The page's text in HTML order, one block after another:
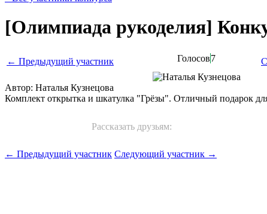
[Олимпиада рукоделия]
← Предыдущий участник Голосов7
Автор: Наталья Кузнецова
Комплект открытка и шкатулка "Грёзы". Отличный подарок
Рассказать друзьям:
← Предыдущий участник Следующий участник →